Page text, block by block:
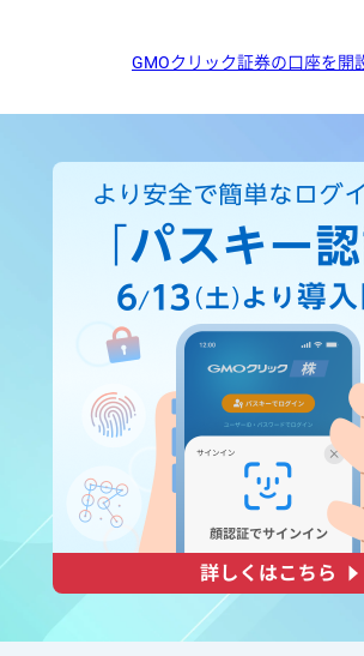
GMOクリック証券の口座を開